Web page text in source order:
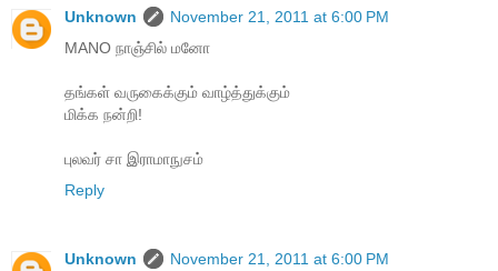
Unknown
November 21, 2011 at 6:00 PM
MANO நாஞ்சில் மனோ
தங்கள் வருகைக்கும் வாழ்த்துக்கும்
மிக்க நன்றி!
புலவர் சா இராமாநுசம்
Reply
Unknown
November 21, 2011 at 6:00 PM